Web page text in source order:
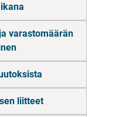
varastomäärän
liitteet